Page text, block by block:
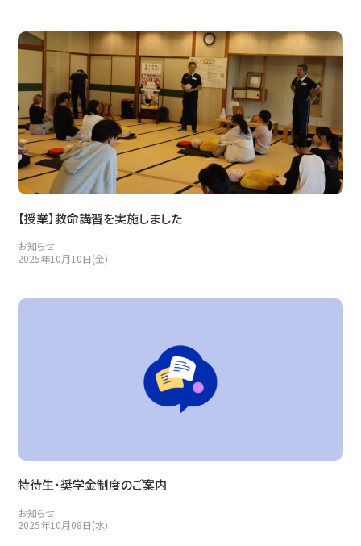
【授業】救命講習を実施しました
お知らせ
2025年10月10日(金)
特待生・奨学金制度のご案内
お知らせ
2025年10月08日(水)